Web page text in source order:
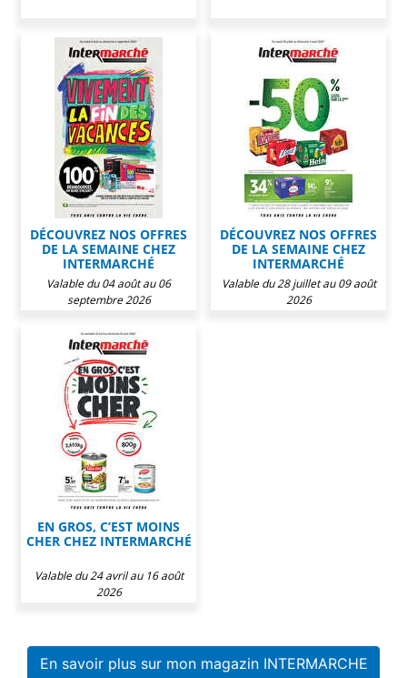
DÉCOUVREZ NOS OFFRES
DE LA SEMAINE CHEZ
INTERMARCHÉ
Valable du 04 août au 06
septembre 2026
DÉCOUVREZ NOS OFFRES
DE LA SEMAINE CHEZ
INTERMARCHÉ
Valable du 28 juillet au 09 août
2026
EN GROS, C’EST MOINS
CHER CHEZ INTERMARCHÉ
Valable du 24 avril au 16 août
2026
En savoir plus sur mon magazin INTERMARCHE